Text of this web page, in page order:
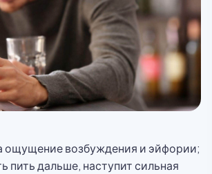
ощущение возбуждения и эйфории;
пить дальше, наступит сильная